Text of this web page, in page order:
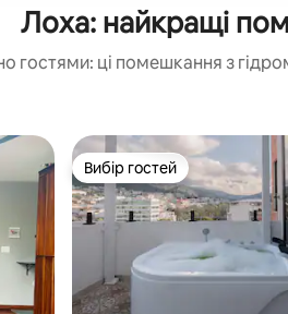
Лоха: найкращі
гостями: ці помешкання з
Вибір гостей
Вибір гостей